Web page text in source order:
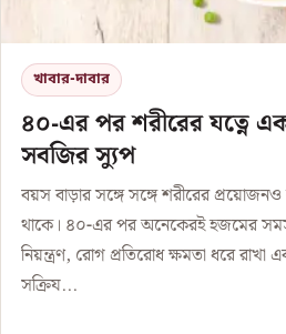
খাবার-দাবার
৪০-এর পর শরীরের যত্নে
সবজির স্যুপ
বয়স বাড়ার সঙ্গে সঙ্গে শরীরের
থাকে। ৪০-এর পর অনেকেরই হজমের
নিয়ন্ত্রণ, রোগ প্রতিরোধ ক্ষমতা ধরে রাখা
সক্রিয...